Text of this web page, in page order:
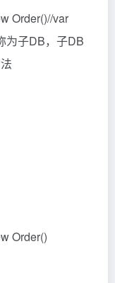
Order()//var
为子DB，子DB
Order()